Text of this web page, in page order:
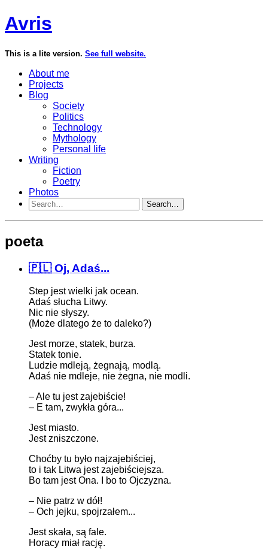
Avris
This is a lite version. See full website.
About me
Projects
Blog
Society
Politics
Technology
Mythology
Personal life
Writing
Fiction
Poetry
Photos
Search…
poeta
🇵🇱 Oj, Adaś...
Step jest wielki jak ocean.
Adaś słucha Litwy.
Nic nie słyszy.
(Może dlatego że to daleko?)
Jest morze, statek, burza.
Statek tonie.
Ludzie mdleją, żegnają, modlą.
Adaś nie mdleje, nie żegna, nie modli.
– Ale tu jest zajebiście!
– E tam, zwykła góra...
Jest miasto.
Jest zniszczone.
Choćby tu było najzajebiściej,
to i tak Litwa jest zajebiściejsza.
Bo tam jest Ona. I bo to Ojczyzna.
– Nie patrz w dół!
– Och jejku, spojrzałem...
Jest skała, są fale.
Horacy miał rację.